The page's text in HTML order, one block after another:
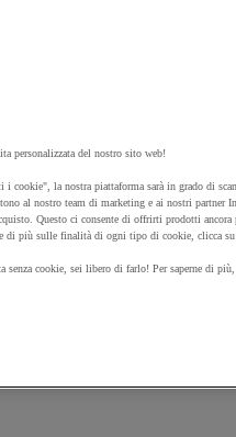
Manutan Expert
personalizzata del nostro sito web!
i cookie", la nostra piattaforma sarà in grado di
al nostro team di marketing e ai nostri partner
Questo ci consente di offrirti prodotti
di più sulle finalità di ogni tipo di cookie, clicca
senza cookie, sei libero di farlo! Per saperne di